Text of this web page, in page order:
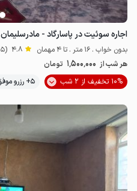
اجاره سوئیت در پاسارگاد - مادرسلیمان
بدون خواب . 16 متر . تا 4 مهمان 4.8 (5 نظر)
هر شب از 1٬500٬000 تومان
10% تخفیف از 2 شب
5+ رزرو موفق